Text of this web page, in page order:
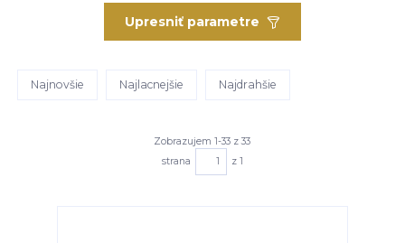
Upresniť parametre
Najnovšie Najlacnejšie Najdrahšie
Zobrazujem 1-33 z 33
strana
z 1